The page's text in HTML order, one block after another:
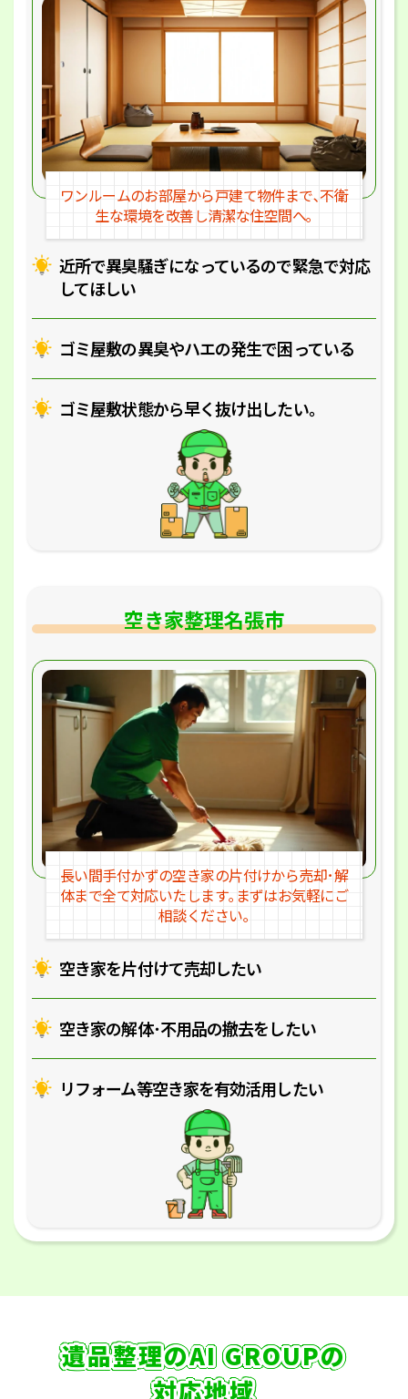
近所で異臭騒ぎになっているので緊急で対応
してほしい
ゴミ屋敷の異臭やハエの発生で困っている
ゴミ屋敷状態から早く抜け出したい｡
ワンルームのお部屋から戸建て物件まで､不衛
生な環境を改善し清潔な住空間へ｡
空き家整理名張市
空き家を片付けて売却したい
空き家の解体･不用品の撤去をしたい
リフォーム等空き家を有効活用したい
長い間手付かずの空き家の片付けから売却･解
体まで全て対応いたします｡ まずはお気軽にご
相談ください｡
遺品整理のAI GROUPの
対応地域